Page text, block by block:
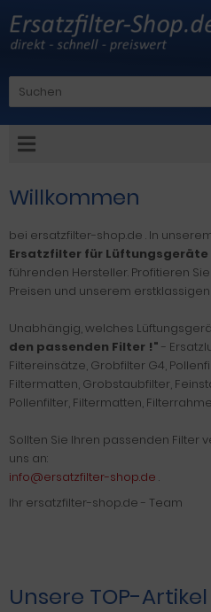
Willkommen
bei ersatzfilter-shop.de . In
Ersatzfilter für Lüftungsgeräte
führenden Hersteller. Profitieren
Preisen und unserem
Unabhängig, welches
den passenden Filter !" -
Filtereinsätze, Grobfilter G4,
Filtermatten, Grobstaubfilter,
Pollenfilter, Filtermatten,
Sollten Sie Ihren passenden Filter
uns an:
info@ersatzfilter-shop.de .
Ihr ersatzfilter-shop.de - Team
Unsere TOP-Artikel